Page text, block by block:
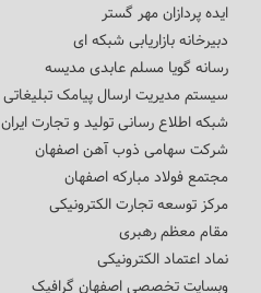
ایده پردازان مهر گستر
دبیرخانه بازاریابی شبکه ای
رسانه گویا مسلم عابدی مدیسه
سیستم مدیریت ارسال پیامک تبلیغاتی
شبکه اطلاع رسانی تولید و تجارت ایران
شرکت سهامی ذوب آهن اصفهان
مجتمع فولاد مبارکه اصفهان
مرکز توسعه تجارت الکترونیکی
مقام معظم رهبری
نماد اعتماد الکترونیکی
وبسایت تخصصی اصفهان گرافیک